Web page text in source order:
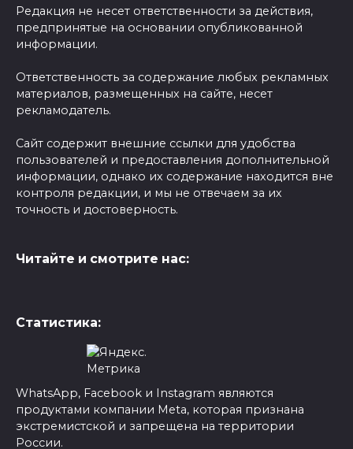
Редакция не несет ответственности за действия,
предпринятые на основании опубликованной
информации.
Ответственность за содержание любых рекламных
материалов, размещенных на сайте, несет
рекламодатель.
Сайт содержит внешние ссылки для удобства
пользователей и предоставления дополнительной
информации, однако их содержание находится вне
контроля редакции, и мы не отвечаем за их
точность и достоверность.
Читайте и смотрите нас:
Статистика:
WhatsApp, Facebook и Instagram являются
продуктами компании Meta, которая признана
экстремистской и запрещена на территории
России.